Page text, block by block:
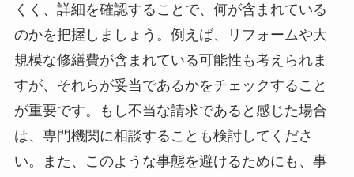
くく、詳細を確認することで、何が含まれている
のかを把握しましょう。例えば、リフォームや大
規模な修繕費が含まれている可能性も考えられま
すが、それらが妥当であるかをチェックすること
が重要です。もし不当な請求であると感じた場合
は、専門機関に相談することも検討してくださ
い。また、このような事態を避けるためにも、事